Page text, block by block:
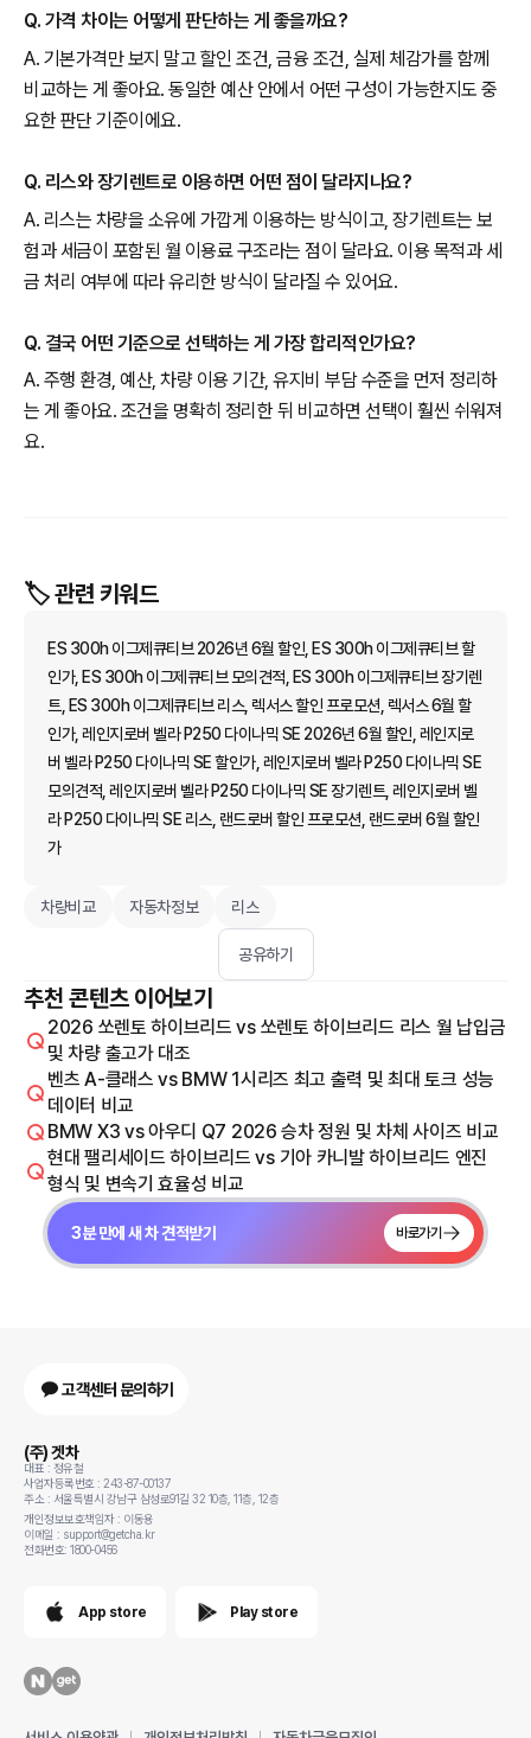
Q. 가격 차이는 어떻게 판단하는 게 좋을까요?
A. 기본가격만 보지 말고 할인 조건, 금융 조건, 실제 체감가를 함께
비교하는 게 좋아요. 동일한 예산 안에서 어떤 구성이 가능한지도 중
요한 판단 기준이에요.
Q. 리스와 장기렌트로 이용하면 어떤 점이 달라지나요?
A. 리스는 차량을 소유에 가깝게 이용하는 방식이고, 장기렌트는 보
험과 세금이 포함된 월 이용료 구조라는 점이 달라요. 이용 목적과 세
금 처리 여부에 따라 유리한 방식이 달라질 수 있어요.
Q. 결국 어떤 기준으로 선택하는 게 가장 합리적인가요?
A. 주행 환경, 예산, 차량 이용 기간, 유지비 부담 수준을 먼저 정리하
는 게 좋아요. 조건을 명확히 정리한 뒤 비교하면 선택이 훨씬 쉬워져
요.
🏷️ 관련 키워드
ES 300h 이그제큐티브 2026년 6월 할인, ES 300h 이그제큐티브 할
인가, ES 300h 이그제큐티브 모의견적, ES 300h 이그제큐티브 장기렌
트, ES 300h 이그제큐티브 리스, 렉서스 할인 프로모션, 렉서스 6월 할
인가, 레인지로버 벨라 P250 다이나믹 SE 2026년 6월 할인, 레인지로
버 벨라 P250 다이나믹 SE 할인가, 레인지로버 벨라 P250 다이나믹 SE
모의견적, 레인지로버 벨라 P250 다이나믹 SE 장기렌트, 레인지로버 벨
라 P250 다이나믹 SE 리스, 랜드로버 할인 프로모션, 랜드로버 6월 할인
가
차량비교 자동차정보 리스
공유하기
추천 콘텐츠 이어보기
2026 쏘렌토 하이브리드 vs 쏘렌토 하이브리드 리스 월 납입금
및 차량 출고가 대조
벤츠 A-클래스 vs BMW 1시리즈 최고 출력 및 최대 토크 성능
데이터 비교
BMW X3 vs 아우디 Q7 2026 승차 정원 및 차체 사이즈 비교
현대 팰리세이드 하이브리드 vs 기아 카니발 하이브리드 엔진
형식 및 변속기 효율성 비교
3분 만에 새 차 견적받기 바로가기
고객센터 문의하기
(주) 겟차
대표 : 정유철
사업자등록번호 : 243-87-00137
주소 : 서울특별시 강남구 삼성로91길 32 10층, 11층, 12층
개인정보보호책임자 : 이동용
이메일 : support@getcha.kr
전화번호: 1800-0456
App store Play store